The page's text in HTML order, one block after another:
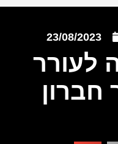
23/08/2023
לעורר
חברון